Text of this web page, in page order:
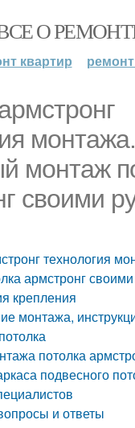
О
квартир
монтажа.
монтаж
своими
технология
армстронг
крепления
монтажа,
потолка
подвесного
и ответы